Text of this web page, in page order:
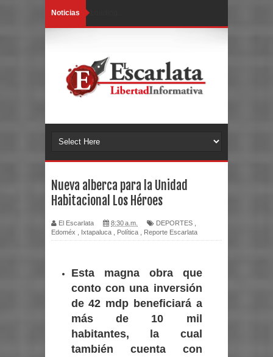
Noticias
Nueva alberca para la Unidad
Habitacional Los Héroes
El Escarlata 8:30 a.m. DEPORTES
Edoméx
Ixtapaluca Política Reporte Escarlata
Esta magna obra que
conto con una inversión
de 42 mdp beneficiará a
más de 10 mil
habitantes, la cual
también cuenta con